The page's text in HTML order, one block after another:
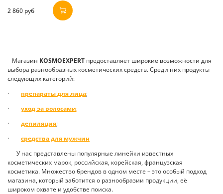
2 860 руб
Магазин KOSMOEXPERT предоставляет широкие возможности для
выбора разнообразных косметических средств. Среди них продукты
следующих категорий:
· препараты для лица;
· уход за волосами;
· депиляция;
· средства для мужчин
У нас представлены популярные линейки известных
косметических марок, российская, корейская, французская
косметика. Множество брендов в одном месте – это особый подход
магазина, который заботится о разнообразии продукции, её
широком охвате и удобстве поиска.